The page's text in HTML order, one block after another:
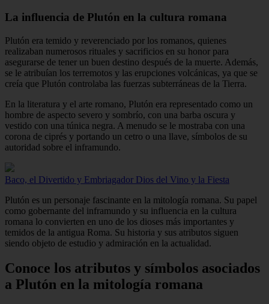
La influencia de Plutón en la cultura romana
Plutón era temido y reverenciado por los romanos, quienes
realizaban numerosos rituales y sacrificios en su honor para
asegurarse de tener un buen destino después de la muerte. Además,
se le atribuían los terremotos y las erupciones volcánicas, ya que se
creía que Plutón controlaba las fuerzas subterráneas de la Tierra.
En la literatura y el arte romano, Plutón era representado como un
hombre de aspecto severo y sombrío, con una barba oscura y
vestido con una túnica negra. A menudo se le mostraba con una
corona de ciprés y portando un cetro o una llave, símbolos de su
autoridad sobre el inframundo.
Baco, el Divertido y Embriagador Dios del Vino y la Fiesta
Plutón es un personaje fascinante en la mitología romana. Su papel
como gobernante del inframundo y su influencia en la cultura
romana lo convierten en uno de los dioses más importantes y
temidos de la antigua Roma. Su historia y sus atributos siguen
siendo objeto de estudio y admiración en la actualidad.
Conoce los atributos y símbolos asociados
a Plutón en la mitología romana